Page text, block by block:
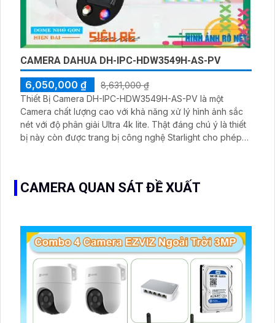
CAMERA DAHUA DH-IPC-HDW3549H-AS-PV
6,050,000 ₫
8,631,000 ₫
Thiết Bị Camera DH-IPC-HDW3549H-AS-PV là một
Camera chất lượng cao với khả năng xử lý hình ảnh sắc
nét với độ phân giải Ultra 4k lite. Thật đáng chú ý là thiết
bị này còn được trang bị công nghệ Starlight cho phép
CAMERA QUAN SÁT ĐỀ XUẤT